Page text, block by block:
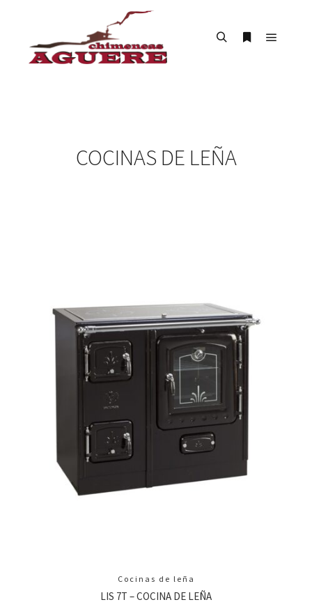
COCINAS DE LEÑA
Cocinas de leña
LIS 7T – COCINA DE LEÑA